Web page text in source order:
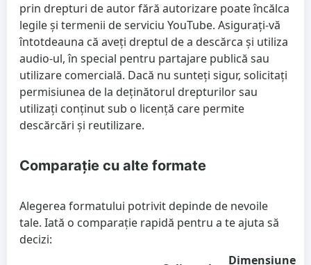
prin drepturi de autor fără autorizare poate încălca
legile și termenii de serviciu YouTube. Asigurați-vă
întotdeauna că aveți dreptul de a descărca și utiliza
audio-ul, în special pentru partajare publică sau
utilizare comercială. Dacă nu sunteți sigur, solicitați
permisiunea de la deținătorul drepturilor sau
utilizați conținut sub o licență care permite
descărcări și reutilizare.
Comparație cu alte formate
Alegerea formatului potrivit depinde de nevoile
tale. Iată o comparație rapidă pentru a te ajuta să
decizi:
Dimensiune